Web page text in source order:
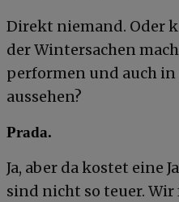
Direkt niemand. Oder
der Wintersachen
performen und auch in
aussehen?
Prada.
Ja, aber da kostet eine
sind nicht so teuer.